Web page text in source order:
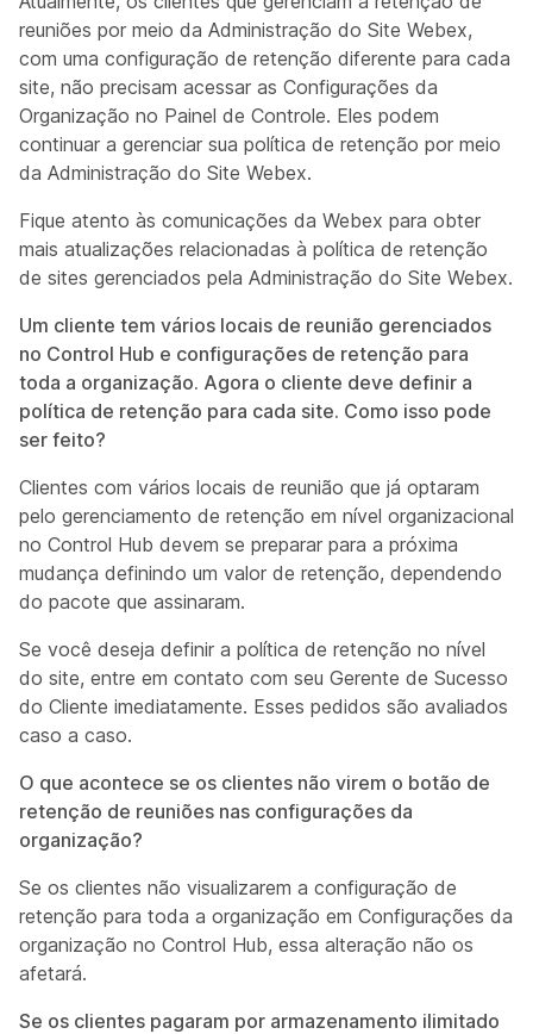
reuniões por meio da Administração do Site Webex,
com uma configuração de retenção diferente para cada
site, não precisam acessar as Configurações da
Organização no Painel de Controle. Eles podem
continuar a gerenciar sua política de retenção por meio
da Administração do Site Webex.
Fique atento às comunicações da Webex para obter
mais atualizações relacionadas à política de retenção
de sites gerenciados pela Administração do Site Webex.
Um cliente tem vários locais de reunião gerenciados
no Control Hub e configurações de retenção para
toda a organização. Agora o cliente deve definir a
política de retenção para cada site. Como isso pode
ser feito?
Clientes com vários locais de reunião que já optaram
pelo gerenciamento de retenção em nível organizacional
no Control Hub devem se preparar para a próxima
mudança definindo um valor de retenção, dependendo
do pacote que assinaram.
Se você deseja definir a política de retenção no nível
do site, entre em contato com seu Gerente de Sucesso
do Cliente imediatamente. Esses pedidos são avaliados
caso a caso.
O que acontece se os clientes não virem o botão de
retenção de reuniões nas configurações da
organização?
Se os clientes não visualizarem a configuração de
retenção para toda a organização em Configurações da
organização no Control Hub, essa alteração não os
afetará.
Se os clientes pagaram por armazenamento ilimitado